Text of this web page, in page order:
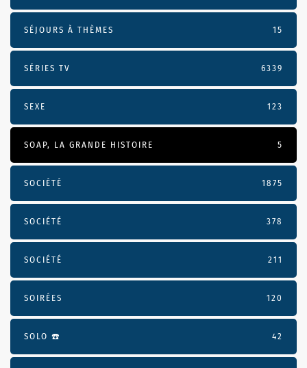
SÉJOURS À THÈMES 15
SÉRIES TV 6339
SEXE 123
SOAP, LA GRANDE HISTOIRE 5
SOCIÉTÉ 1875
SOCIÉTÉ 378
SOCIÉTÉ 211
SOIRÉES 120
SOLO ☎️ 42